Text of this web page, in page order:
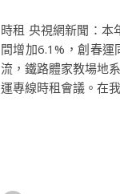
時租 央視網新聞：本
間增加6.1%，創春
流，鐵路體家教場地
運專線時租會議。在